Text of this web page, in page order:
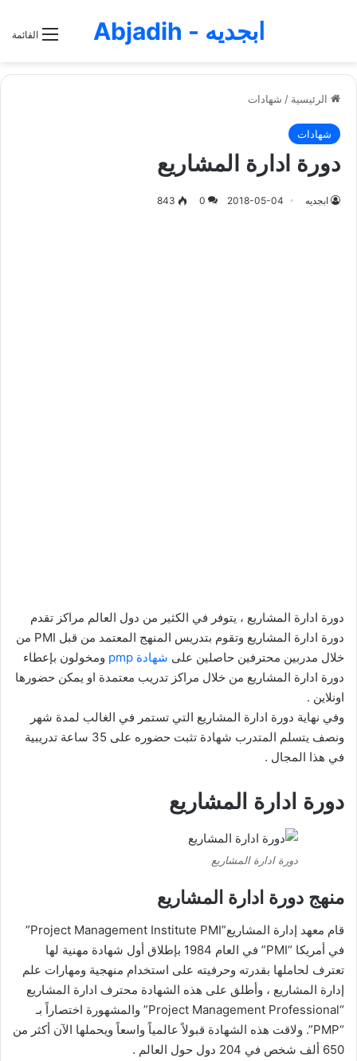
القائمة ابجديه - Abjadih
الرئيسية / شهادات
شهادات
دورة ادارة المشاريع
ابجديه 2018-05-04
0
843
دورة ادارة المشاريع ، يتوفر في الكثير من دول العالم مراكز تقدم
دورة ادارة المشاريع وتقوم بتدريس المنهج المعتمد من قبل PMI من
خلال مدربين محترفين حاصلين على شهادة pmp
ومخولون بإعطاء
دورة ادارة المشاريع من خلال مراكز تدريب معتمدة او يمكن حضورها
اونلاين .
وفي نهاية دورة ادارة المشاريع التي تستمر في الغالب لمدة شهر
ونصف يتسلم المتدرب شهادة تثبت حضوره على 35 ساعة تدريبية
في هذا المجال .
دورة ادارة المشاريع
دورة ادارة المشاريع
منهج دورة ادارة المشاريع
قام معهد إدارة المشاريع”Project Management Institute PMI”
في أمريكا “PMI” في العام 1984 بإطلاق أول شهادة مهنية لها
تعترف لحاملها بقدرته وحرفيته على استخدام منهجية ومهارات علم
إدارة المشاريع ، وأطلق على هذه الشهادة محترف ادارة المشاريع
“Project Management Professional” والمشهورة اختصاراً بـ
“PMP”. ولاقت هذه الشهادة قبولاً عالمياً واسعاً ويحملها الآن أكثر من
650 ألف شخص في 204 دول حول العالم .